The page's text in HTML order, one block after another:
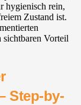
hygienisch rein,
Zustand ist.
Vorteil
Step-by-